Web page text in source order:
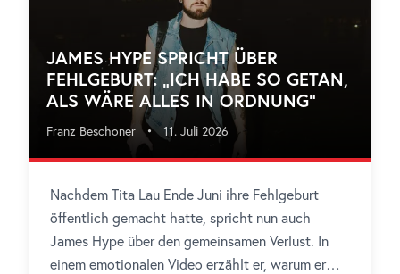
JAMES HYPE SPRICHT ÜBER
FEHLGEBURT: „ICH HABE SO GETAN,
ALS WÄRE ALLES IN ORDNUNG“
Franz Beschoner • 11. Juli 2026
Nachdem Tita Lau Ende Juni ihre Fehlgeburt
öffentlich gemacht hatte, spricht nun auch
James Hype über den gemeinsamen Verlust. In
einem emotionalen Video erzählt er, warum er